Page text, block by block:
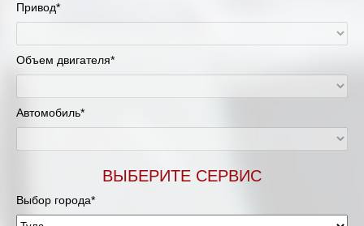
Привод*
Объем двигателя*
Автомобиль*
ВЫБЕРИТЕ СЕРВИС
Выбор города*